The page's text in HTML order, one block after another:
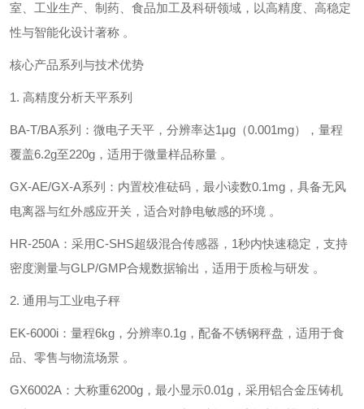
室、工业生产、制药、食品加工及科研领域‌，以高精度、高稳定
性与智能化设计著称 。
核心产品系列与技术优势
1. ‌高精度分析天平系列‌
‌BA-T/BA系列‌：微电子天平，分辨率达‌1μg（0.001mg）‌，量程
覆盖6.2g至220g，适用于微量样品称量 。
‌GX-AE/GX-A系列‌：内置校准砝码，最小读数‌0.1mg‌，具备无风
电离器与红外感应开关，适合对静电敏感的环境 。
‌HR-250A‌：采用‌C-SHS超级混合传感器‌，1秒内快速稳定，支持
密度测量与GLP/GMP合规数据输出，适用于质检与研发 。
2. ‌通用与工业电子秤‌
‌EK-6000i‌：量程‌6kg‌，分辨率‌0.1g‌，配备不锈钢秤盘，适用于食
品、零售与物流场景 。
‌GX6002A‌：大称重‌6200g‌，最小显示‌0.01g‌，采用铝合金压铸机